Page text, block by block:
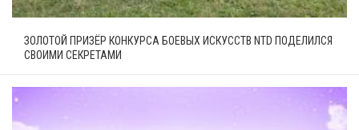
ЗОЛОТОЙ ПРИЗЁР КОНКУРСА БОЕВЫХ ИСКУССТВ NTD ПОДЕЛИЛСЯ
СВОИМИ СЕКРЕТАМИ